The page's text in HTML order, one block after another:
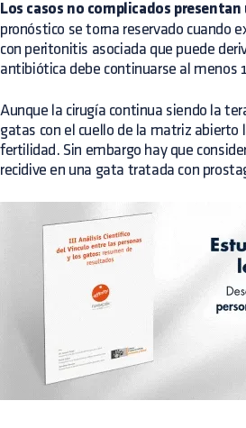
Los casos no complicados
pronóstico se torna reservado cuando
con peritonitis asociada que puede
antibiótica debe continuarse al menos
Aunque la cirugía continua siendo la
gatas con el cuello de la matriz abierto
fertilidad. Sin embargo hay que
recidive en una gata tratada con